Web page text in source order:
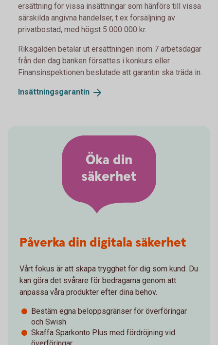
ersättning för vissa insättningar som hänförs till vissa
särskilda angivna händelser, t ex försäljning av
privatbostad, med högst 5 000 000 kr.
Riksgälden betalar ut ersättningen inom 7 arbetsdagar
från den dag banken försattes i konkurs eller
Finansinspektionen beslutade att garantin ska träda in.
Insättningsgarantin
Påverka din digitala säkerhet
Vårt fokus är att skapa trygghet för dig som kund. Du
kan göra det svårare för bedragarna genom att
anpassa våra produkter efter dina behov.
Bestäm egna beloppsgränser för överföringar
och Swish
Skaffa Sparkonto Plus med fördröjning vid
Öka din
säkerhet